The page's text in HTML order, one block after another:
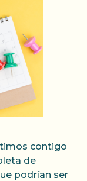
contigo
de
podrían ser